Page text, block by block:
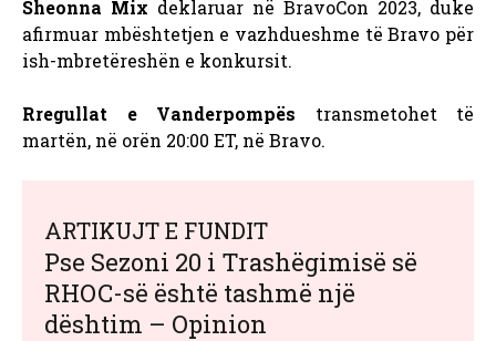
Sheonna Mix deklaruar në BravoCon 2023, duke
afirmuar mbështetjen e vazhdueshme të Bravo për
ish-mbretëreshën e konkursit.
Rregullat e Vanderpompës transmetohet të
martën, në orën 20:00 ET, në Bravo.
ARTIKUJT E FUNDIT
Pse Sezoni 20 i Trashëgimisë së
RHOC-së është tashmë një
dështim – Opinion